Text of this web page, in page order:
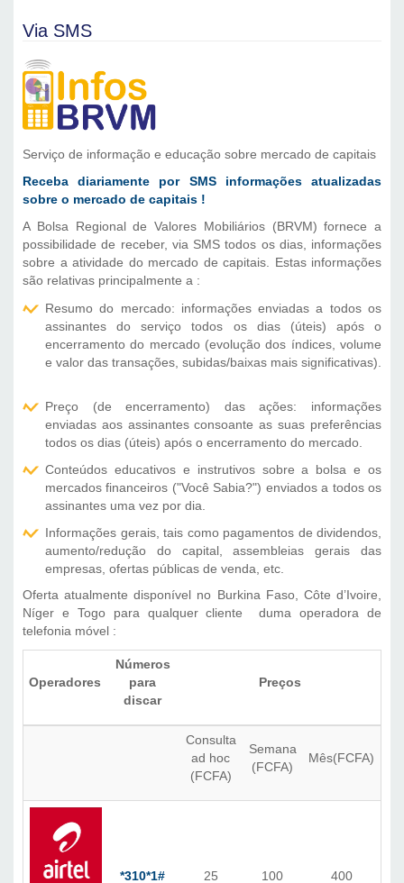
Via SMS
Serviço de informação e educação sobre mercado de capitais
Receba diariamente por SMS informações atualizadas
sobre o mercado de capitais !
A Bolsa Regional de Valores Mobiliários (BRVM) fornece a
possibilidade de receber, via SMS todos os dias, informações
sobre a atividade do mercado de capitais. Estas informações
são relativas principalmente a :
Resumo do mercado: informações enviadas a todos os
assinantes do serviço todos os dias (úteis) após o
encerramento do mercado (evolução dos índices, volume
e valor das transações, subidas/baixas mais significativas).
Preço (de encerramento) das ações: informações
enviadas aos assinantes consoante as suas preferências
todos os dias (úteis) após o encerramento do mercado.
Conteúdos educativos e instrutivos sobre a bolsa e os
mercados financeiros ("Você Sabia?") enviados a todos os
assinantes uma vez por dia.
Informações gerais, tais como pagamentos de dividendos,
aumento/redução do capital, assembleias gerais das
empresas, ofertas públicas de venda, etc.
Oferta atualmente disponível no Burkina Faso, Côte d’Ivoire,
Níger e Togo para qualquer cliente duma operadora de
telefonia móvel :
Operadores
Números
para
discar
Preços
Consulta
ad hoc
(FCFA)
Semana
(FCFA)
Mês(FCFA)
*310*1# 25 100 400